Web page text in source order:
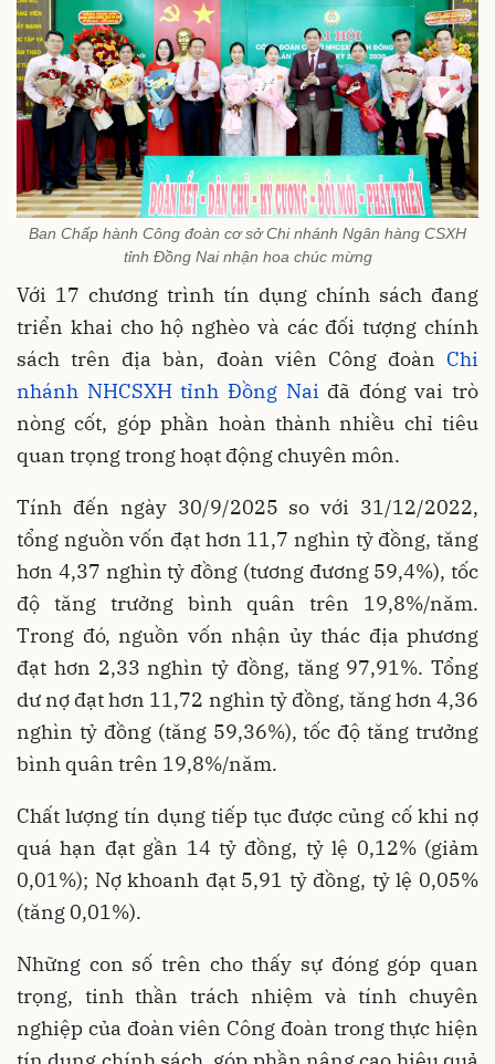
Ban Chấp hành Công đoàn cơ sở Chi nhánh Ngân hàng CSXH
tỉnh Đồng Nai nhận hoa chúc mừng
Với 17 chương trình tín dụng chính sách đang
triển khai cho hộ nghèo và các đối tượng chính
sách trên địa bàn, đoàn viên Công đoàn Chi
nhánh NHCSXH tỉnh Đồng Nai đã đóng vai trò
nòng cốt, góp phần hoàn thành nhiều chỉ tiêu
quan trọng trong hoạt động chuyên môn.
Tính đến ngày 30/9/2025 so với 31/12/2022,
tổng nguồn vốn đạt hơn 11,7 nghìn tỷ đồng, tăng
hơn 4,37 nghìn tỷ đồng (tương đương 59,4%), tốc
độ tăng trưởng bình quân trên 19,8%/năm.
Trong đó, nguồn vốn nhận ủy thác địa phương
đạt hơn 2,33 nghìn tỷ đồng, tăng 97,91%. Tổng
dư nợ đạt hơn 11,72 nghìn tỷ đồng, tăng hơn 4,36
nghìn tỷ đồng (tăng 59,36%), tốc độ tăng trưởng
bình quân trên 19,8%/năm.
Chất lượng tín dụng tiếp tục được củng cố khi nợ
quá hạn đạt gần 14 tỷ đồng, tỷ lệ 0,12% (giảm
0,01%); Nợ khoanh đạt 5,91 tỷ đồng, tỷ lệ 0,05%
(tăng 0,01%).
Những con số trên cho thấy sự đóng góp quan
trọng, tinh thần trách nhiệm và tính chuyên
nghiệp của đoàn viên Công đoàn trong thực hiện